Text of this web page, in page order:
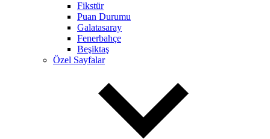
Fikstür
Puan Durumu
Galatasaray
Fenerbahçe
Beşiktaş
Özel Sayfalar